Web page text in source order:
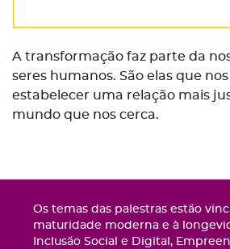
A transformação faz parte da
seres humanos. São elas que
estabelecer uma relação mais
mundo que nos cerca.
Os temas das palestras estão
maturidade moderna e à
Inclusão Social e Digital,